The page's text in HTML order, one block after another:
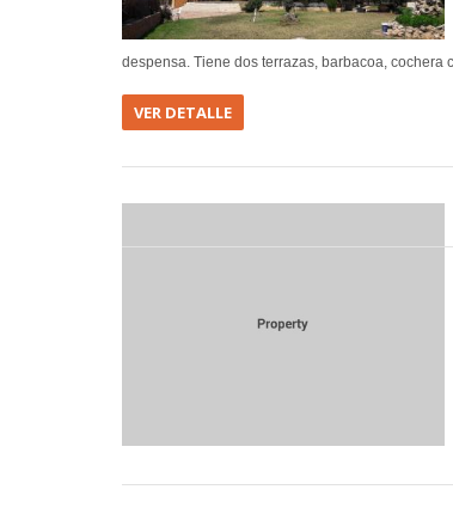
despensa. Tiene dos terrazas, barbacoa, cochera
VER DETALLE